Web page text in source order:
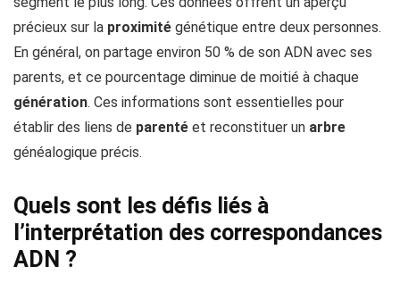
précieux sur la proximité génétique entre deux personnes.
En général, on partage environ 50 % de son ADN avec ses
parents, et ce pourcentage diminue de moitié à chaque
génération. Ces informations sont essentielles pour
établir des liens de parenté et reconstituer un arbre
généalogique précis.
Quels sont les défis liés à
l’interprétation des correspondances
ADN ?